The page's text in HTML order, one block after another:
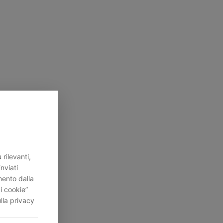
rilevanti,
dalla
cookie”
privacy